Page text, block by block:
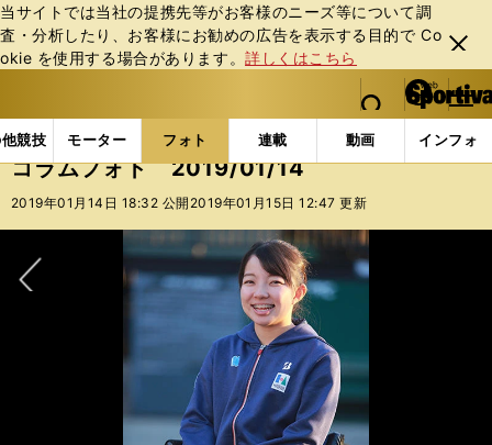
当サイトでは当社の提携先等がお客様のニーズ等について調
査・分析したり、お客様にお勧めの広告を表⽰する⽬的で Co
okie を使⽤する場合があります。詳しくはこちら
閉じ
る
web Sportiva (webスポルティーバ)
検索
マイペ
ー
ジ
メニュ
競技 モーター フォト 連載 動画 インフォ
b
ス
ポ
ル
ー
バ
フォトギャラリー コラムフォト コラムフォト
コラムフォト 2019/01/14
2019年01月14日 18:32 公開 2019年01月15日 12:47 更新